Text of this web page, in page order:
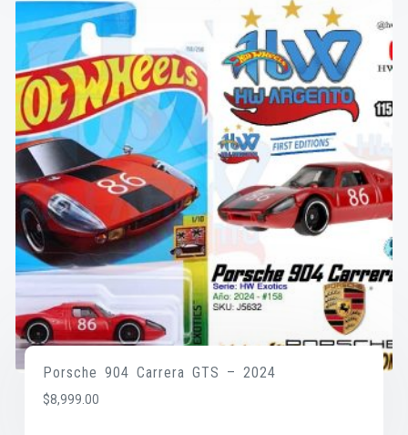
Porsche 904 Carrera GTS – 2024
$8,999.00